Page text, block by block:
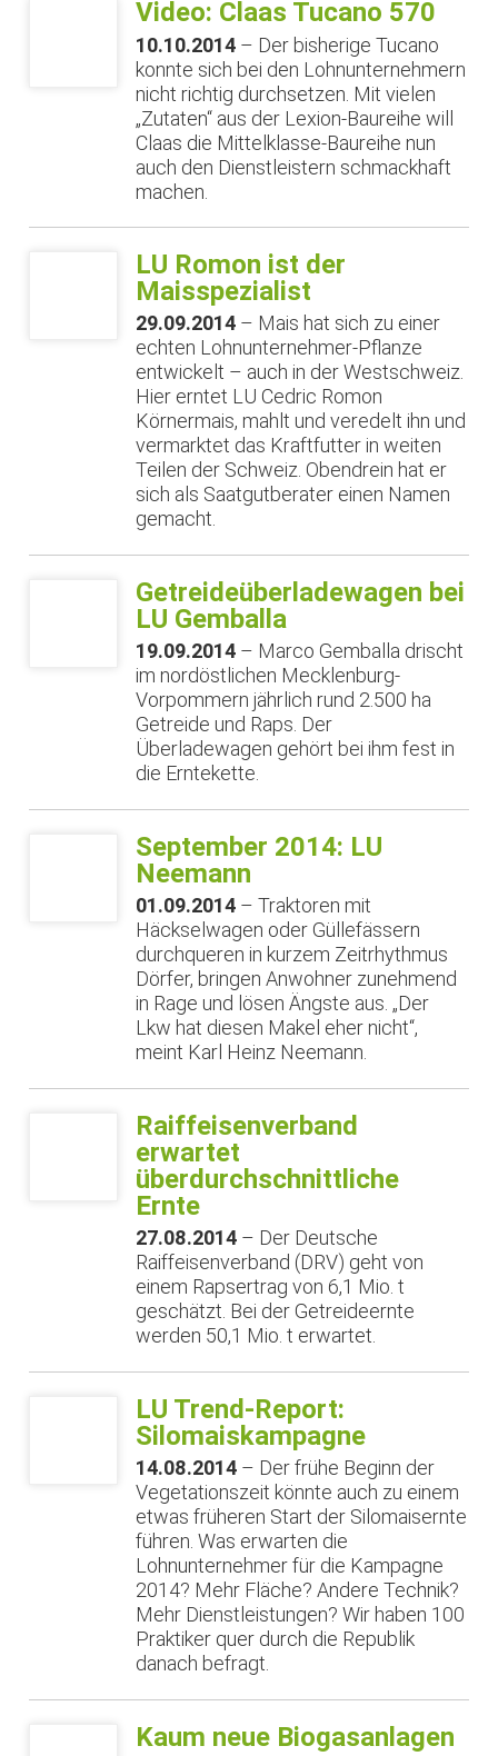
Video: Claas Tucano 570
10.10.2014 – Der bisherige Tucano
konnte sich bei den Lohnunternehmern
nicht richtig durchsetzen. Mit vielen
„Zutaten“ aus der Lexion-Baureihe will
Claas die Mittelklasse-Baureihe nun
auch den Dienstleistern schmackhaft
machen.
LU Romon ist der
Maisspezialist
29.09.2014 – Mais hat sich zu einer
echten Lohnunternehmer-Pflanze
entwickelt – auch in der Westschweiz.
Hier erntet LU Cedric Romon
Körnermais, mahlt und veredelt ihn und
vermarktet das Kraftfutter in weiten
Teilen der Schweiz. Obendrein hat er
sich als Saatgutberater einen Namen
gemacht.
Getreideüberladewagen bei
LU Gemballa
19.09.2014 – Marco Gemballa drischt
im nordöstlichen Mecklenburg-
Vorpommern jährlich rund 2.500 ha
Getreide und Raps. Der
Überladewagen gehört bei ihm fest in
die Erntekette.
September 2014: LU
Neemann
01.09.2014 – Traktoren mit
Häckselwagen oder Güllefässern
durchqueren in kurzem Zeitrhythmus
Dörfer, bringen Anwohner zunehmend
in Rage und lösen Ängste aus. „Der
Lkw hat diesen Makel eher nicht“,
meint Karl Heinz Neemann.
Raiffeisenverband
erwartet
überdurchschnittliche
Ernte
27.08.2014 – Der Deutsche
Raiffeisenverband (DRV) geht von
einem Rapsertrag von 6,1 Mio. t
geschätzt. Bei der Getreideernte
werden 50,1 Mio. t erwartet.
LU Trend-Report:
Silomaiskampagne
14.08.2014 – Der frühe Beginn der
Vegetationszeit könnte auch zu einem
etwas früheren Start der Silomaisernte
führen. Was erwarten die
Lohnunternehmer für die Kampagne
2014? Mehr Fläche? Andere Technik?
Mehr Dienstleistungen? Wir haben 100
Praktiker quer durch die Republik
danach befragt.
Kaum neue Biogasanlagen